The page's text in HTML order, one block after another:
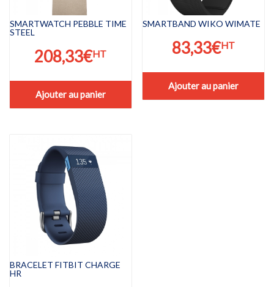
SMARTWATCH PEBBLE TIME
STEEL
208,33€HT
Ajouter au panier
SMARTBAND WIKO WIMATE
83,33€HT
Ajouter au panier
BRACELET FITBIT CHARGE
HR